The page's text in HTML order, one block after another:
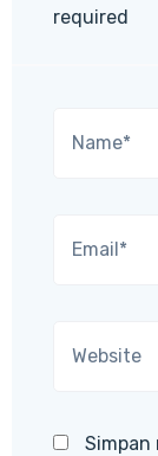
required
Simpan